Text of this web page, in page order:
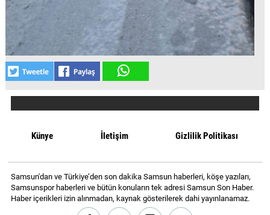
Künye İletişim Gizlilik Politikası
Samsun'dan ve Türkiye’den son dakika Samsun haberleri, köşe yazıları,
Samsunspor haberleri ve bütün konuların tek adresi Samsun Son Haber.
Haber içerikleri izin alınmadan, kaynak gösterilerek dahi yayınlanamaz.